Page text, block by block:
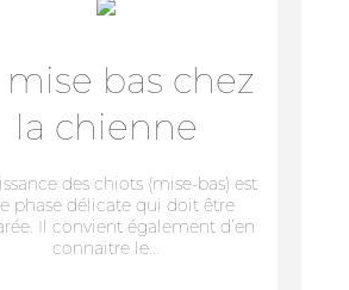
mise bas chez
la chienne
des chiots (mise-bas) est
phase délicate qui doit être
Il convient également d’en
connaitre le...